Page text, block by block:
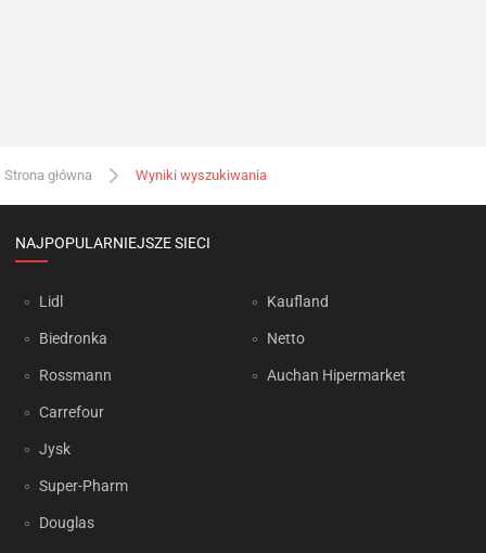
Strona główna Wyniki wyszukiwania
NAJPOPULARNIEJSZE SIECI
Lidl
Biedronka
Rossmann
Carrefour
Jysk
Super-Pharm
Douglas
Kaufland
Netto
Auchan Hipermarket